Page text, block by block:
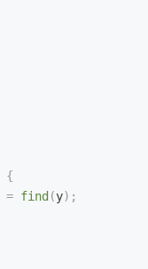
{
= find (y);